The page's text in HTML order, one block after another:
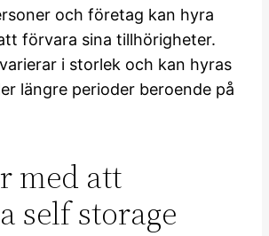
och företag kan hyra
förvara sina tillhörigheter.
i storlek och kan hyras
längre perioder beroende på
med att
self storage